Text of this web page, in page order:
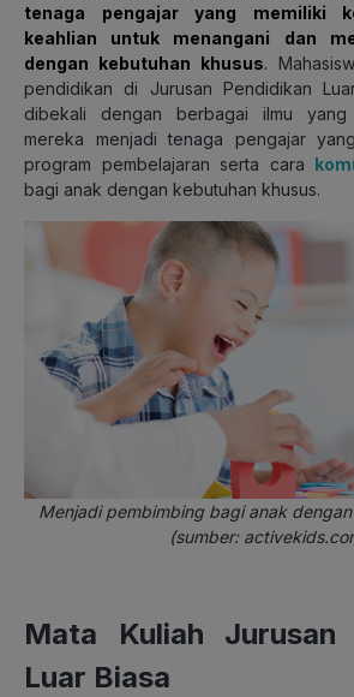
tenaga pengajar yang memiliki
keahlian untuk menangani dan
dengan kebutuhan khusus.
pendidikan di Jurusan Pendidikan
dibekali dengan berbagai ilmu yang
mereka menjadi tenaga pengajar
program pembelajaran serta cara
bagi anak dengan kebutuhan khusus.
Menjadi pembimbing bagi anak
(sumber:
Mata Kuliah Jurusan
Luar Biasa